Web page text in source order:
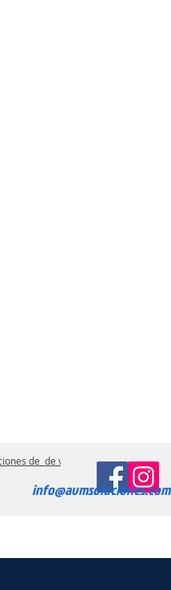
de de ventas
info@avmsoluciones.com